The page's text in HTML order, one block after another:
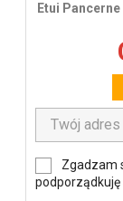
Etui
Zgadzam